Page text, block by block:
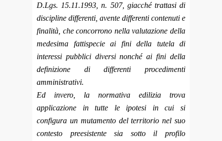
D.Lgs. 15.11.1993, n. 507, giacché trattasi di
discipline differenti, avente differenti contenuti e
finalità, che concorrono nella valutazione della
medesima fattispecie ai fini della tutela di
interessi pubblici diversi nonché ai fini della
definizione di differenti procedimenti
amministrativi.
Ed invero, la normativa edilizia trova
applicazione in tutte le ipotesi in cui si
configura un mutamento del territorio nel suo
contesto preesistente sia sotto il profilo